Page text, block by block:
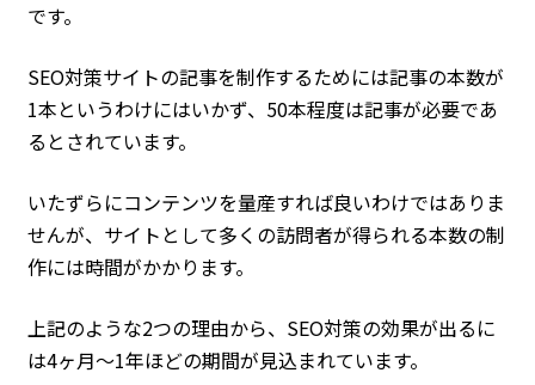
です。
SEO対策サイトの記事を制作するためには記事の本数が
1本というわけにはいかず、50本程度は記事が必要であ
るとされています。
いたずらにコンテンツを量産すれば良いわけではありま
せんが、サイトとして多くの訪問者が得られる本数の制
作には時間がかかります。
上記のような2つの理由から、SEO対策の効果が出るに
は4ヶ月〜1年ほどの期間が見込まれています。